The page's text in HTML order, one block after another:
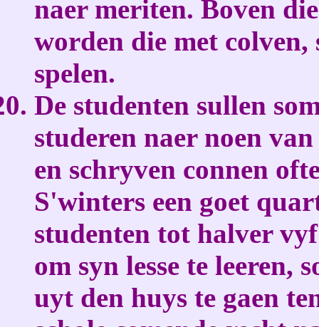
naer meriten. Boven
worden die met colven,
spelen.
De studenten sullen
studeren naer noen
en schryven connen
S'winters een goet
studenten tot halver
om syn lesse te leeren,
uyt den huys te gaen